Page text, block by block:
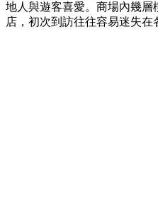
地人與遊客喜愛。商場內幾
店，初次到訪往往容易迷失在